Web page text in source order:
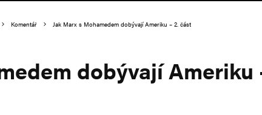
Komentář Jak Marx s Mohamedem dobývají Ameriku – 2. část
dobývají Ameriku